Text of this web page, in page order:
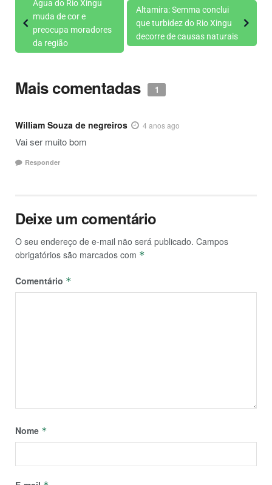
Água do Rio Xingu
muda de cor e
preocupa moradores
da região
Altamira: Semma conclui
que turbidez do Rio Xingu
decorre de causas naturais
Mais comentadas 1
William Souza de negreiros 4 anos ago
Vai ser muito bom
Responder
Deixe um comentário
O seu endereço de e-mail não será publicado. Campos
obrigatórios são marcados com *
Comentário *
Nome *